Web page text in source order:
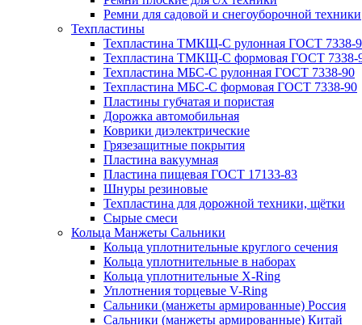
Ремни для садовой и снегоуборочной техники
Техпластины
Техпластина ТМКЩ-С рулонная ГОСТ 7338-
Техпластина ТМКЩ-С формовая ГОСТ 7338-
Техпластина МБС-С рулонная ГОСТ 7338-90
Техпластина МБС-С формовая ГОСТ 7338-90
Пластины губчатая и пористая
Дорожка автомобильная
Коврики диэлектрические
Грязезащитные покрытия
Пластина вакуумная
Пластина пищевая ГОСТ 17133-83
Шнуры резиновые
Техпластина для дорожной техники, щётки
Сырые смеси
Кольца Манжеты Сальники
Кольца уплотнительные круглого сечения
Кольца уплотнительные в наборах
Кольца уплотнительные Х-Ring
Уплотнения торцевые V-Ring
Сальники (манжеты армированные) Россия
Сальники (манжеты армированные) Китай